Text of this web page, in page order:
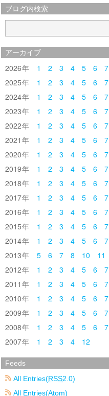
ブログ内検索
アーカイブ
2026 1 2 3 4 5 6
7
2025
1 2 3 4 5 6 7
2024
1 2 3 4 5 6 7
2023
1 2 3 4 5 6 7
2022
1 2 3 4 5 6 7
2021
1 2 3 4 5 6 7
2020
1 2 3 4 5 6 7
2019
1 2 3 4 5 6 7
2018
1 2 3 4 5 6 7
2017
1 2 3 4 5 6 7
2016
1 2 3 4 5 6 7
2015
1 2 3 4 5 6 7
2014
1 2 3 4 5 6 7
2013
5 6 7 8 10 11
2012
1 2 3 4 5 6 7
2011
1 2 3 4 5 6 7
2010
1 2 3 4 5 6 7
2009
1 2 3 4 5 6 7
2008
1 2 3 4 5 6 7
2007
1 2 3 4 12
Feeds
All Entries(RSS2.0)
All Entries(Atom)